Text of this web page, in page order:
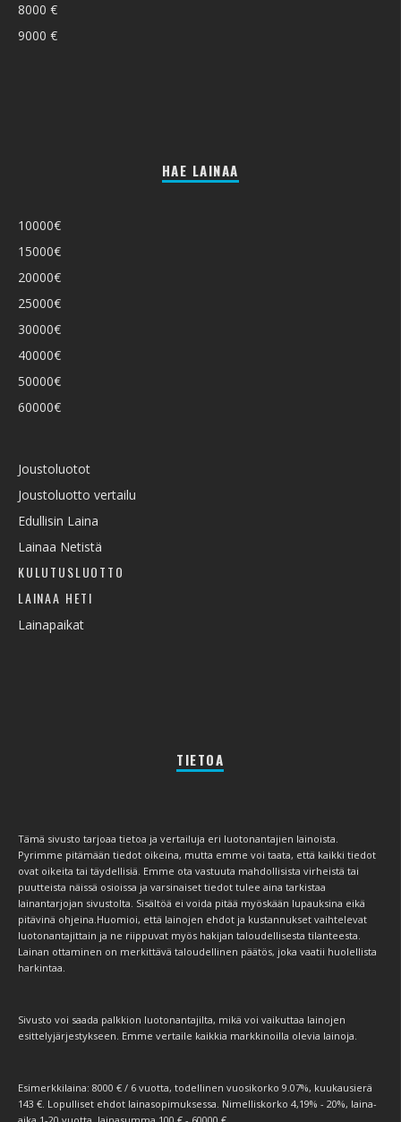
8000 €
9000 €
HAE LAINAA
10000€
15000€
20000€
25000€
30000€
40000€
50000€
60000€
Joustoluotot
Joustoluotto vertailu
Edullisin Laina
Lainaa Netistä
KULUTUSLUOTTO
LAINAA HETI
Lainapaikat
TIETOA
Tämä sivusto tarjoaa tietoa ja vertailuja eri luotonantajien lainoista.
Pyrimme pitämään tiedot oikeina, mutta emme voi taata, että kaikki tiedot
ovat oikeita tai täydellisiä. Emme ota vastuuta mahdollisista virheistä tai
puutteista näissä osioissa ja varsinaiset tiedot tulee aina tarkistaa
lainantarjojan sivustolta. Sisältöä ei voida pitää myöskään lupauksina eikä
pitävinä ohjeina.Huomioi, että lainojen ehdot ja kustannukset vaihtelevat
luotonantajittain ja ne riippuvat myös hakijan taloudellisesta tilanteesta.
Lainan ottaminen on merkittävä taloudellinen päätös, joka vaatii huolellista
harkintaa.
Sivusto voi saada palkkion luotonantajilta, mikä voi vaikuttaa lainojen
esittelyjärjestykseen. Emme vertaile kaikkia markkinoilla olevia lainoja.
Esimerkkilaina: 8000 € / 6 vuotta, todellinen vuosikorko 9.07%, kuukausierä
143 €. Lopulliset ehdot lainasopimuksessa. Nimelliskorko 4,19% - 20%, laina-